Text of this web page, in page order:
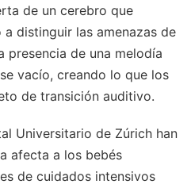
de un cerebro que
distinguir las amenazas de
presencia de una melodía
vacío, creando lo que los
de transición auditivo.
Universitario de Zúrich han
afecta a los bebés
de cuidados intensivos